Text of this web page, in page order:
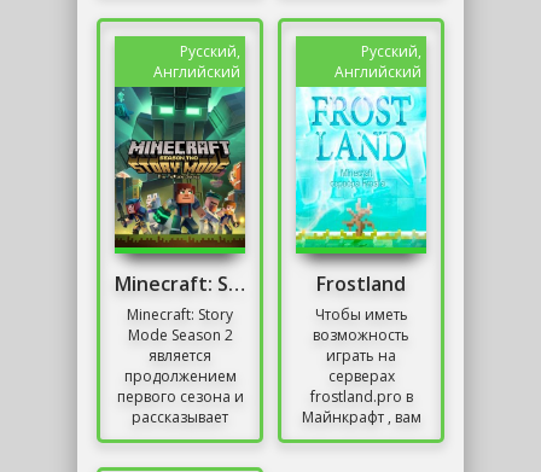
игрового
процесса и...
сюжета. Ей
хватило
несколько...
Русский,
Английский
Minecraft: Story Mode Season 2 Episode 1-5
Minecraft: Story
Mode Season 2
является
продолжением
первого сезона и
рассказывает
захватывающую
Русский,
Английский
Frostland
Чтобы иметь
возможность
играть на
серверах
frostland.pro в
Майнкрафт , вам
необходимо это